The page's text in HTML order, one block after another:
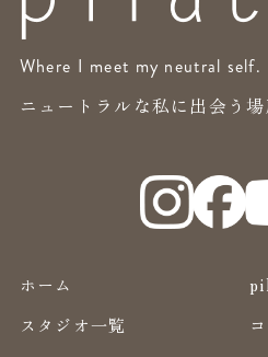
Where I meet my neutral self.
ニュートラルな私に出会う場
ホーム
スタジオ一覧